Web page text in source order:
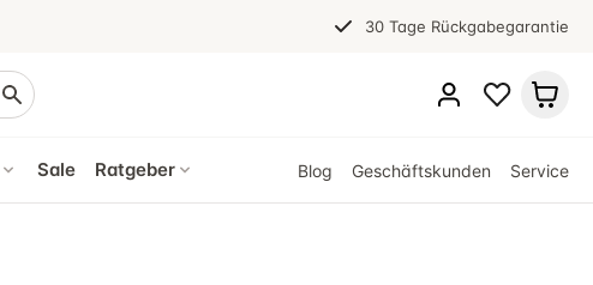
30 Tage Rückgabegarantie
Sale Ratgeber Blog Geschäftskunden Service